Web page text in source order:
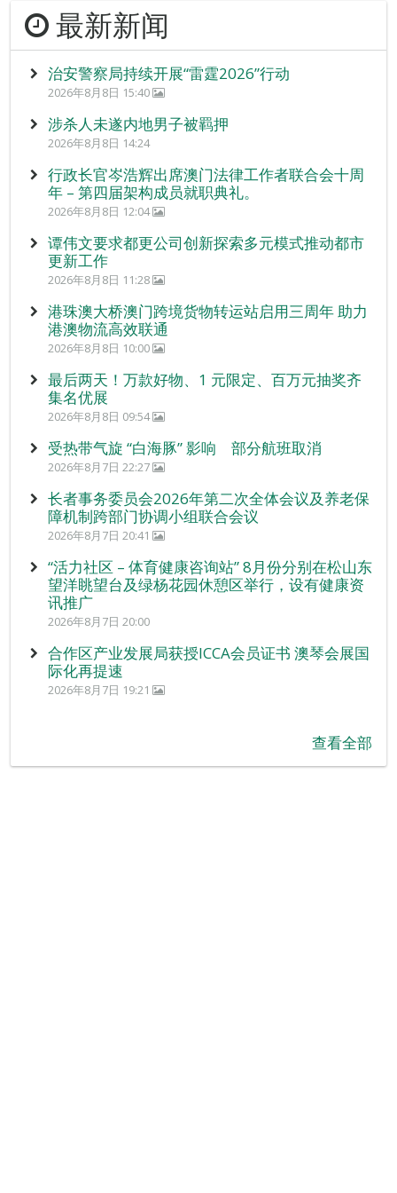
最新新闻
治安警察局持续开展“雷霆2026”行动
2026年8月8日 15:40
涉杀人未遂内地男子被羁押
2026年8月8日 14:24
行政长官岑浩辉出席澳门法律工作者联合会十周
年 – 第四届架构成员就职典礼。
2026年8月8日 12:04
谭伟文要求都更公司创新探索多元模式推动都市
更新工作
2026年8月8日 11:28
港珠澳大桥澳门跨境货物转运站启用三周年 助力
港澳物流高效联通
2026年8月8日 10:00
最后两天！万款好物、1 元限定、百万元抽奖齐
集名优展
2026年8月8日 09:54
受热带气旋 “白海豚” 影响 部分航班取消
2026年8月7日 22:27
长者事务委员会2026年第二次全体会议及养老保
障机制跨部门协调小组联合会议
2026年8月7日 20:41
“活力社区 – 体育健康咨询站” 8月份分别在松山东
望洋眺望台及绿杨花园休憩区举行，设有健康资
讯推广
2026年8月7日 20:00
合作区产业发展局获授ICCA会员证书 澳琴会展国
际化再提速
2026年8月7日 19:21
查看全部